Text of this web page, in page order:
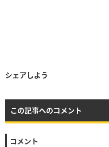
シェアしよう
この記事へのコメント
コメント